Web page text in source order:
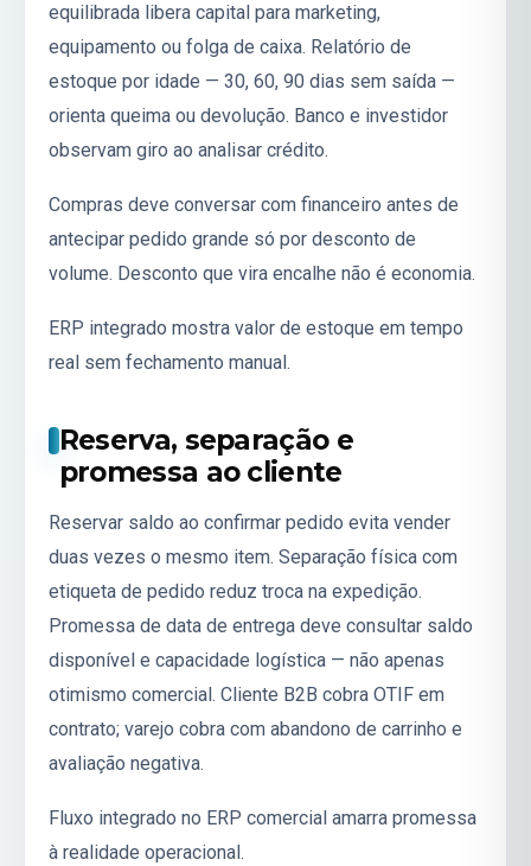
equilibrada libera capital para marketing,
equipamento ou folga de caixa. Relatório de
estoque por idade — 30, 60, 90 dias sem saída —
orienta queima ou devolução. Banco e investidor
observam giro ao analisar crédito.
Compras deve conversar com financeiro antes de
antecipar pedido grande só por desconto de
volume. Desconto que vira encalhe não é economia.
ERP integrado mostra valor de estoque em tempo
real sem fechamento manual.
Reserva, separação e
promessa ao cliente
Reservar saldo ao confirmar pedido evita vender
duas vezes o mesmo item. Separação física com
etiqueta de pedido reduz troca na expedição.
Promessa de data de entrega deve consultar saldo
disponível e capacidade logística — não apenas
otimismo comercial. Cliente B2B cobra OTIF em
contrato; varejo cobra com abandono de carrinho e
avaliação negativa.
Fluxo integrado no ERP comercial amarra promessa
à realidade operacional.